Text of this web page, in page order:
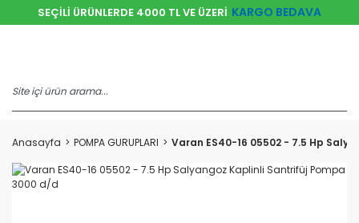
SEÇİLİ ÜRÜNLERDE 4000 TL VE ÜZERİ KARGO BEDAVA
Anasayfa POMPA GURUPLARI Varan ES40-16 05502 - 7.5 Hp